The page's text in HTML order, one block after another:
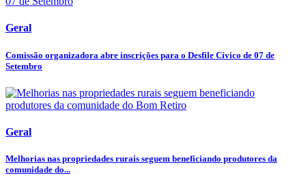
Geral
Comissão organizadora abre inscrições para o Desfile Cívico de 07 de
Setembro
Geral
Melhorias nas propriedades rurais seguem beneficiando produtores da
comunidade do...